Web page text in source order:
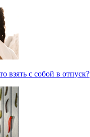
взять с собой в отпуск?